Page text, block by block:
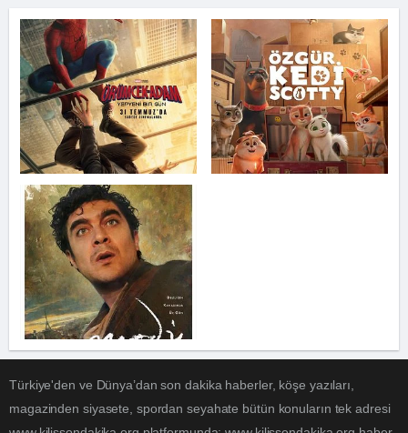
Türkiye'den ve Dünya’dan son dakika haberler, köşe yazıları,
magazinden siyasete, spordan seyahate bütün konuların tek adresi